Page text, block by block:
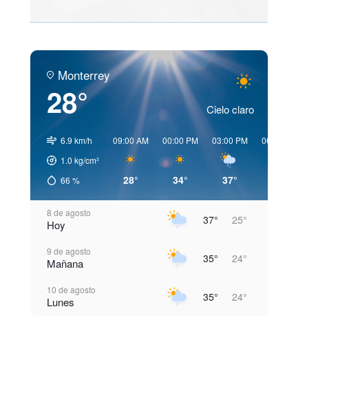
Monterrey
28° Cielo claro
6.9 km/h
1.0 kg/cm²
66 %
09:00 AM
28°
00:00 PM
34°
03:00 PM
37°
06:00 PM
8 de agosto
Hoy 37° 25°
9 de agosto
Mañana 35° 24°
10 de agosto
Lunes 35° 24°